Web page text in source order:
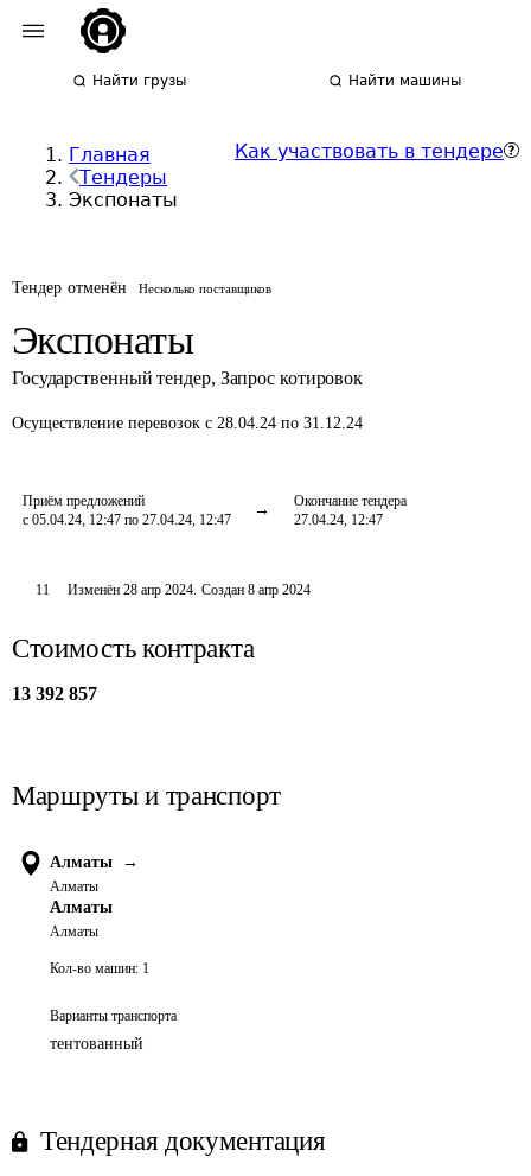
Найти грузы Найти машины
Главная
Тендеры
Экспонаты
Как участвовать в тендере
Тендер отменён Несколько поставщиков
Экспонаты
Государственный тендер, Запрос котировок
Осуществление перевозок с 28.04.24 по 31.12.24
Приём предложений
с 05.04.24, 12:47 по 27.04.24, 12:47
Окончание тендера
27.04.24, 12:47
11 Изменён28 апр 2024. Создан 8 апр 2024
Стоимость контракта
13 392 857
Маршруты и транспорт
Алматы →
Алматы
Алматы
Алматы
Кол-во машин: 1
Варианты транспорта
тентованный
Тендерная документация